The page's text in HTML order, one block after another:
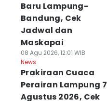
Baru Lampung-
Bandung, Cek
Jadwal dan
Maskapai
08 Agu 2026, 12:01 WIB
News
Prakiraan Cuaca
Perairan Lampung 7
Agustus 2026, Cek